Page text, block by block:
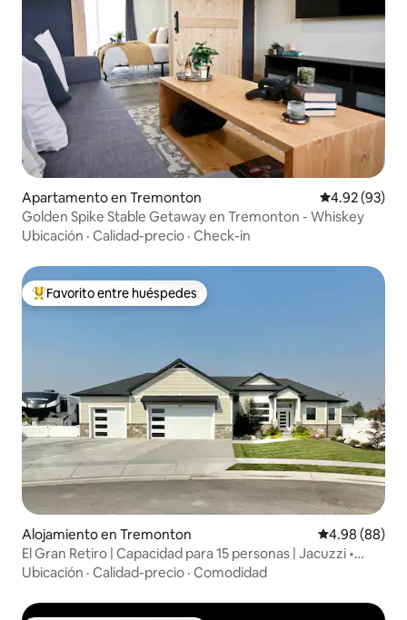
Apartamento en Tremonton Calificación
4.92 (93)
Golden Spike Stable Getaway en Tremonton - Whiskey
Ubicación · Calidad-precio · Check-in
Favorito entre huéspedes preferido
Favorito entre huéspedes
Alojamiento en Tremonton Calificación
4.98 (88)
El Gran Retiro | Capacidad para 15 personas | Jacuzzi •
Teatro
Ubicación · Calidad-precio · Comodidad